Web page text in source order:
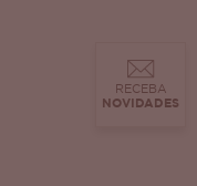
RECEBA
NOVIDADES